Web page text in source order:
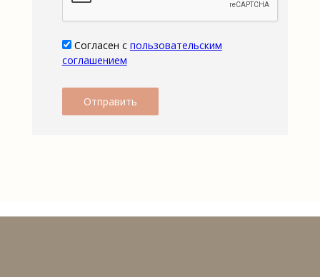
Согласен с пользовательским
соглашением